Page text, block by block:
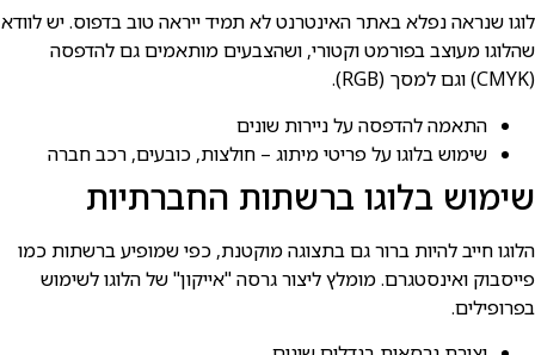
לוגו שנראה נפלא באתר האינטרנט לא תמיד ייראה טוב בדפוס. יש לוודא
שהלוגו מעוצב בפורמט וקטורי, ושהצבעים מותאמים גם להדפסה
(CMYK) וגם למסך (RGB).
התאמה להדפסה על ניירות שונים
שימוש בלוגו על פריטי מיתוג – חולצות, כובעים, רכב חברה
שימוש בלוגו ברשתות החברתיות
הלוגו חייב להיות ברור גם בתצוגה מוקטנת, כפי שמופיע ברשתות כמו
פייסבוק ואינסטגרם. מומלץ ליצור גרסה "אייקון" של הלוגו לשימוש
בפרופילים.